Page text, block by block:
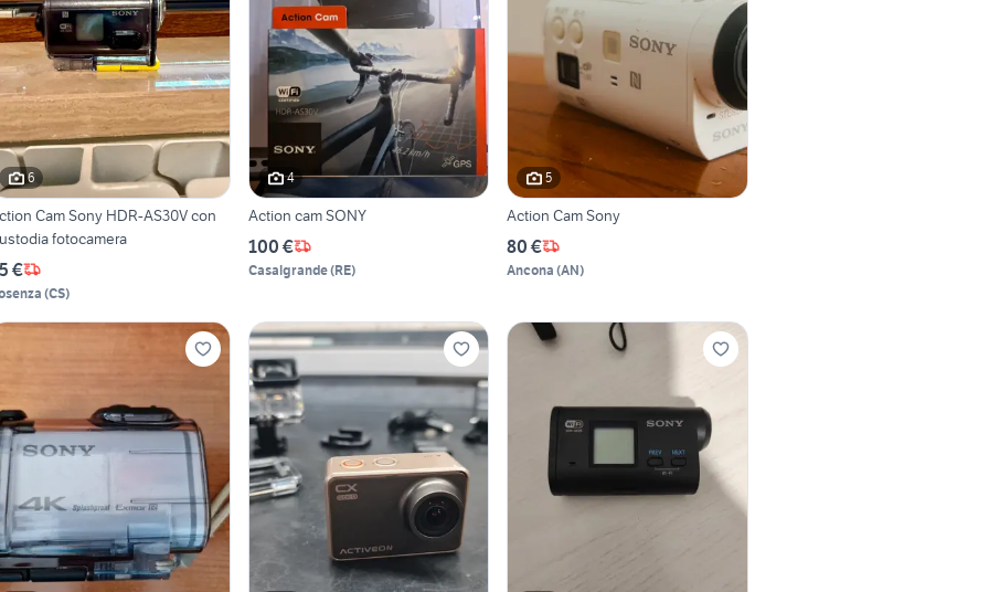
6
Cam Sony HDR-AS30V con
fotocamera
€
(CS)
4
Action cam SONY
100 €
Casalgrande(RE)
5
Action Cam Sony
80 €
Ancona (AN)